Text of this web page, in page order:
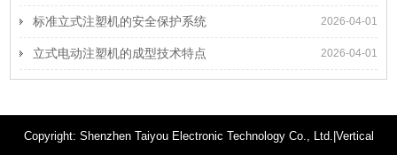
2026-04-01
标准立式注塑机的安全保护系统
2026-04-01
立式电动注塑机的成型技术特点
Copyright: Shenzhen Taiyou Electronic Technology Co., Ltd.|Vertical